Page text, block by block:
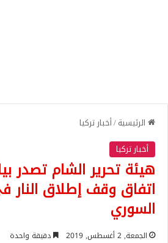
الرئيسية/أخبار تركيا
أخبار تركيا
هيئة تحرير الشام تصدر
اتفاق وقف إطلاق النار
السوري
الجمعة, 2 أغسطس, 2019 دقيقة واحدة